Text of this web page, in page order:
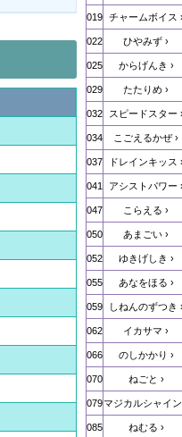
019 チャームボイス
022 ひやみず
025 からげんき
029 たたりめ
032 スピードスター
034 こごえるかぜ
037 ドレインキッス
041 アシストパワー
047 こらえる
050 あまごい
052 ゆきげしき
055 あなをほる
059 しねんのずつき
062 イカサマ
066 のしかかり
070 ねごと
079マジカルシャイン
085 ねむる